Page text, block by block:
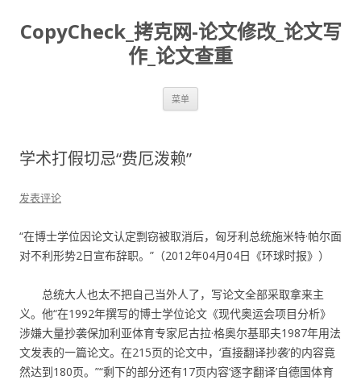
CopyCheck_拷克网-论文修改_论文写
作_论文查重
菜单
学术打假切忌“费厄泼赖”
发表评论
“在博士学位因论文认定剽窃被取消后，匈牙利总统施米特·帕尔面
对不利形势2日宣布辞职。”（2012年04月04日《环球时报》）
总统大人也太不把自己当外人了，写论文全部采取拿来主
义。他“在1992年撰写的博士学位论文《现代奥运会项目分析》
涉嫌大量抄袭保加利亚体育专家尼古拉·格奥尔基耶夫1987年用法
文发表的一篇论文。在215页的论文中，‘直接翻译抄袭’的内容竟
然达到180页。”“剩下的部分还有17页内容‘逐字翻译’自德国体育